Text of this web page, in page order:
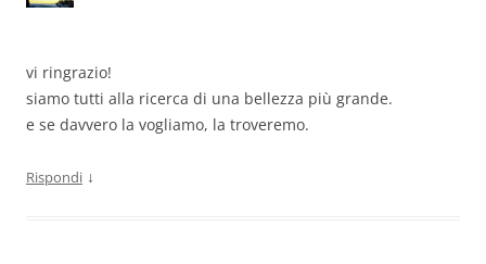
vi ringrazio!
siamo tutti alla ricerca di una bellezza più grande.
e se davvero la vogliamo, la troveremo.
Rispondi ↓